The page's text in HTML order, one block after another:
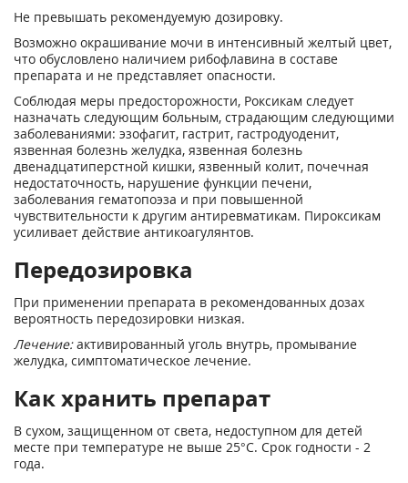
Не превышать рекомендуемую дозировку.
Возможно окрашивание мочи в интенсивный желтый цвет,
что обусловлено наличием рибофлавина в составе
препарата и не представляет опасности.
Соблюдая меры предосторожности, Роксикам следует
назначать следующим больным, страдающим следующими
заболеваниями: эзофагит, гастрит, гастродуоденит,
язвенная болезнь желудка, язвенная болезнь
двенадцатиперстной кишки, язвенный колит, почечная
недостаточность, нарушение функции печени,
заболевания гематопоэза и при повышенной
чувствительности к другим антиревматикам. Пироксикам
усиливает действие антикоагулянтов.
Передозировка
При применении препарата в рекомендованных дозах
вероятность передозировки низкая.
Лечение:активированный уголь внутрь, промывание
желудка, симптоматическое лечение.
Как хранить препарат
В сухом, защищенном от света, недоступном для детей
месте при температуре не выше 25°C. Срок годности - 2
года.